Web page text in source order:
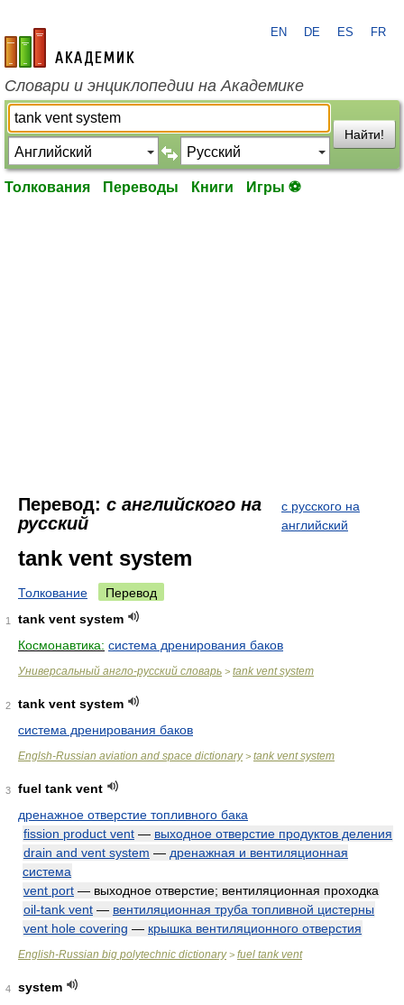
academic.ru
EN DE ES FR
Словари и энциклопедии на Академике
Найти!
Толкования Переводы Книги Игры ⚽
Перевод: с английского на
русский
с русского на
английский
tank vent system
Толкование Перевод
1
tank vent system
Космонавтика: система дренирования баков
Универсальный англо-русский словарь > tank vent system
2
tank vent system
система дренирования баков
Englsh-Russian aviation and space dictionary> tank vent system
3
fuel tank vent
дренажное отверстие топливного бака
fission product vent — выходное отверстие продуктов деления
drain and vent system — дренажная и вентиляционная
система
vent port — выходное отверстие; вентиляционная проходка
oil-tank vent — вентиляционная труба топливной цистерны
vent hole covering — крышка вентиляционного отверстия
English-Russian big polytechnic dictionary> fuel tank vent
4
system